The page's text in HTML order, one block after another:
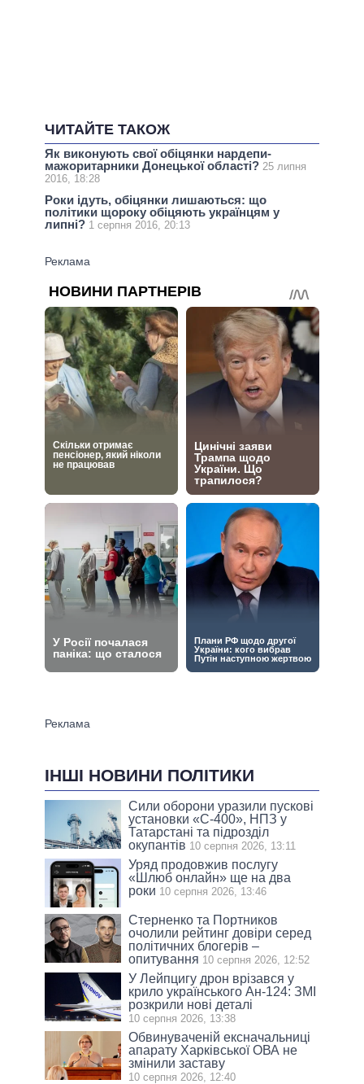
ЧИТАЙТЕ ТАКОЖ
Як виконують свої обіцянки нардепи-
мажоритарники Донецької області? 25 липня
2016, 18:28
Роки ідуть, обіцянки лишаються: що
політики щороку обіцяють українцям у
липні? 1 серпня 2016, 20:13
ІНШІ НОВИНИ ПОЛІТИКИ
Сили оборони уразили пускові
установки «С-400», НПЗ у
Татарстані та підрозділ
окупантів 10 серпня 2026, 13:11
Уряд продовжив послугу
«Шлюб онлайн» ще на два
роки 10 серпня 2026, 13:46
Стерненко та Портников
очолили рейтинг довіри серед
політичних блогерів –
опитування 10 серпня 2026, 12:52
У Лейпцигу дрон врізався у
крило українського Ан-124: ЗМІ
розкрили нові деталі
10 серпня 2026, 13:38
Обвинуваченій ексначальниці
апарату Харківської ОВА не
змінили заставу
10 серпня 2026, 12:40